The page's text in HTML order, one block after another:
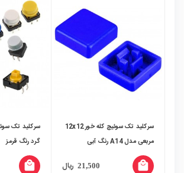
سرکلید تک سوئیچ کله خور 12x12
مربعی مدل A14 رنگ آبی
21,500 ریال local_mall
گرد رنگ قرمز
local_mall